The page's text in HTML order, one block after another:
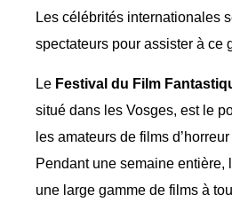
Les célébrités internationales
spectateurs pour assister à ce
Le Festival du Film
situé dans les Vosges, est le
les amateurs de films
Pendant une semaine entière,
une large gamme de films à